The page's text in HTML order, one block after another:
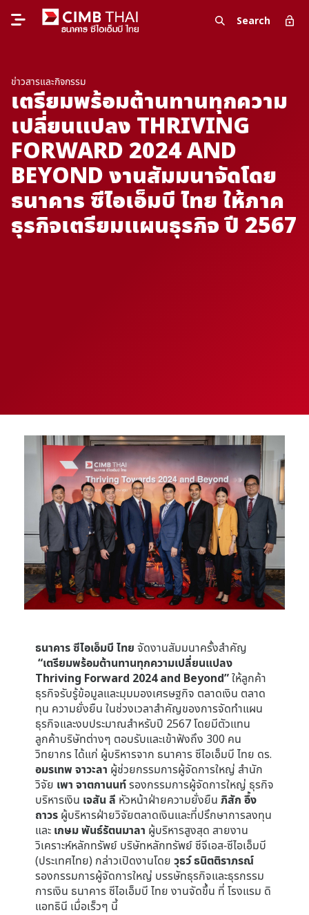
Search
ข่าวสารและกิจกรรม
เตรียมพร้อมต้านทานทุกความ
เปลี่ยนแปลง THRIVING
FORWARD 2024 AND
BEYOND งานสัมมนาจัดโดย
ธนาคาร ซีไอเอ็มบี ไทย ให้ภาค
ธุรกิจเตรียมแผนธุรกิจ ปี 2567
ธนาคาร ซีไอเอ็มบี ไทย จัดงานสัมมนาครั้งสำคัญ
“เตรียมพร้อมต้านทานทุกความเปลี่ยนแปลง
Thriving Forward 2024 and Beyond”ให้ลูกค้า
ธุรกิจรับรู้ข้อมูลและมุมมองเศรษฐกิจ ตลาดเงิน ตลาด
ทุน ความยั่งยืน ในช่วงเวลาสำคัญของการจัดทำแผน
ธุรกิจและงบประมาณสำหรับปี 2567 โดยมีตัวแทน
ลูกค้าบริษัทต่างๆ ตอบรับและเข้าฟังถึง 300 คน
วิทยากร ได้แก่ ผู้บริหารจาก ธนาคาร ซีไอเอ็มบี ไทย ดร.
อมรเทพ จาวะลา ผู้ช่วยกรรมการผู้จัดการใหญ่ สำนัก
วิจัย เพา จาตกานนท์รองกรรมการผู้จัดการใหญ่ ธุรกิจ
บริหารเงิน เจสัน ลี หัวหน้าฝ่ายความยั่งยืน ภิสัก อึ้ง
ถาวรผู้บริหารฝ่ายวิจัยตลาดเงินและที่ปรึกษาการลงทุน
และ เกษม พันธ์รัตนมาลา ผู้บริหารสูงสุด สายงาน
วิเคราะห์หลักทรัพย์ บริษัทหลักทรัพย์ ซีจีเอส-ซีไอเอ็มบี
(ประเทศไทย) กล่าวเปิดงานโดย วุธว์ ธนิตติราภรณ์
รองกรรมการผู้จัดการใหญ่ บรรษัทธุรกิจและธุรกรรม
การเงิน ธนาคาร ซีไอเอ็มบี ไทย งานจัดขึ้น ที่ โรงแรม ดิ
แอทธินี เมื่อเร็วๆ นี้